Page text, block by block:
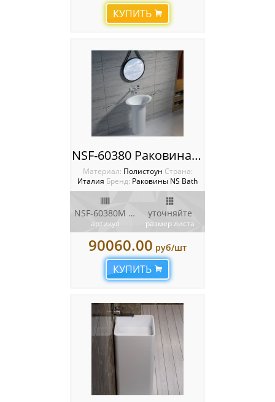
КУПИТЬ
NSF-60380 Раковина NS Bath
Материал: Полистоун Cтрана:
Италия Бренд: Раковины NS Bath
NSF-60380M / NSF-60380G
артикул
уточняйте
размер листа
90060.00 руб/шт
КУПИТЬ